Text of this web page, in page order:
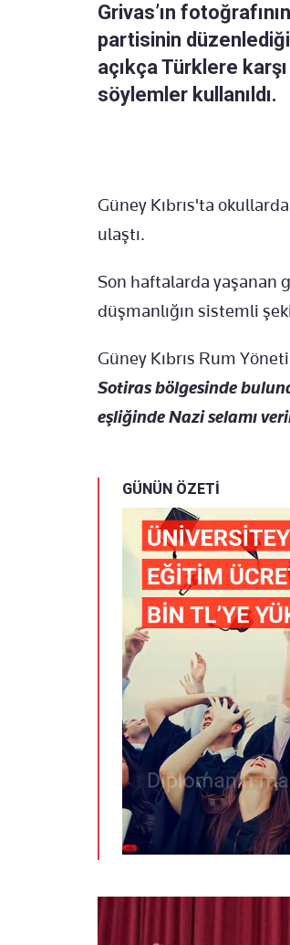
Grivas’ın
partisinin
açıkça Türklere
söylemler kullanıldı.
Güney Kıbrıs'ta
ulaştı.
Son haftalarda yaşanan
düşmanlığın sistemli
Güney Kıbrıs Rum
Sotiras bölgesinde
eşliğinde Nazi selamı
GÜNÜN ÖZETİ